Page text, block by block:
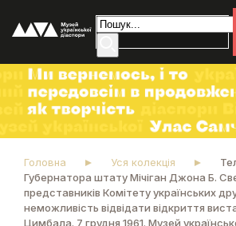
Головна Уся колекція
Губернатора штату Мічіган Джона Б.
представників Комітету українських
неможливість відвідати відкриття
Цимбала. 7 грудня 1961. Музей